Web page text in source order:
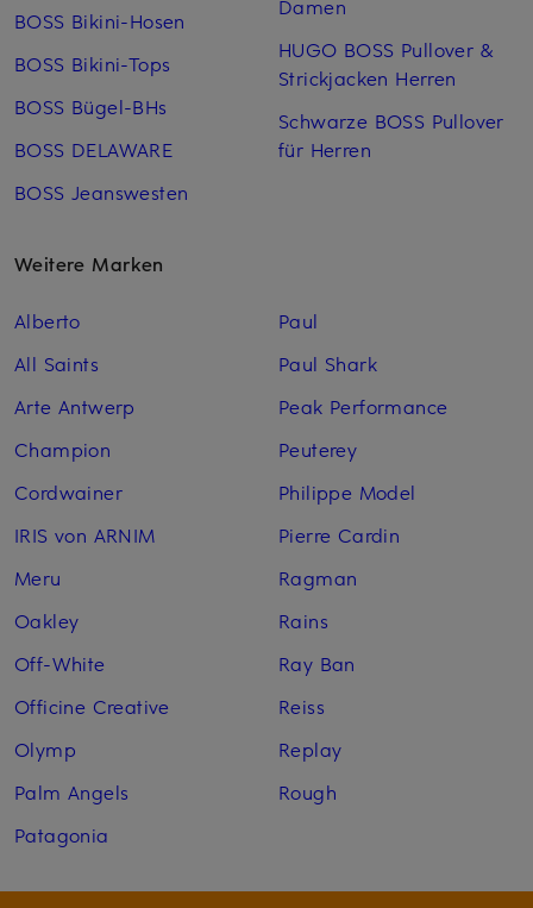
BOSS Bikini-Hosen
BOSS Bikini-Tops
BOSS Bügel-BHs
BOSS DELAWARE
BOSS Jeanswesten
Damen
HUGO BOSS Pullover &
Strickjacken Herren
Schwarze BOSS Pullover
für Herren
Weitere Marken
Alberto
All Saints
Arte Antwerp
Champion
Cordwainer
IRIS von ARNIM
Meru
Oakley
Off-White
Officine Creative
Olymp
Palm Angels
Patagonia
Paul
Paul Shark
Peak Performance
Peuterey
Philippe Model
Pierre Cardin
Ragman
Rains
Ray Ban
Reiss
Replay
Rough